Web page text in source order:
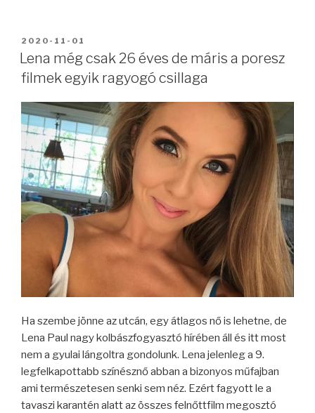
BEKÜLDVE:
2020-11-01
Lena még csak 26 éves de máris a poresz
filmek egyik ragyogó csillaga
Ha szembe jönne az utcán, egy átlagos nő is lehetne, de
Lena Paul nagy kolbászfogyasztó hírében áll és itt most
nem a gyulai lángoltra gondolunk. Lena jelenleg a 9.
legfelkapottabb színésznő abban a bizonyos műfajban
ami természetesen senki sem néz. Ezért fagyott le a
tavaszi karantén alatt az összes felnőttfilm megosztó